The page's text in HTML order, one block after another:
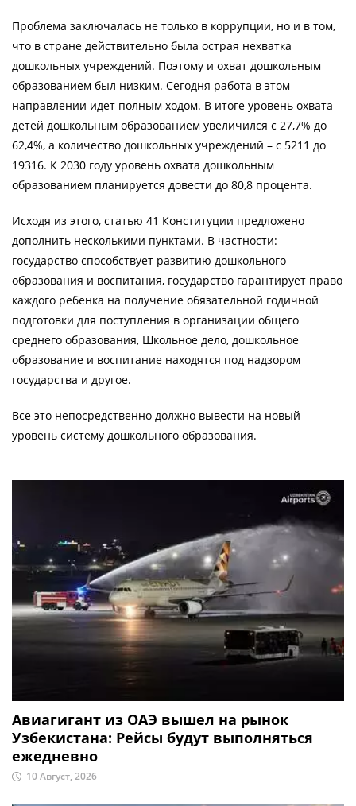
Проблема заключалась не только в коррупции, но и в том,
что в стране действительно была острая нехватка
дошкольных учреждений. Поэтому и охват дошкольным
образованием был низким. Сегодня работа в этом
направлении идет полным ходом. В итоге уровень охвата
детей дошкольным образованием увеличился с 27,7% до
62,4%, а количество дошкольных учреждений – с 5211 до
19316. К 2030 году уровень охвата дошкольным
образованием планируется довести до 80,8 процента.
Исходя из этого, статью 41 Конституции предложено
дополнить несколькими пунктами. В частности:
государство способствует развитию дошкольного
образования и воспитания, государство гарантирует право
каждого ребенка на получение обязательной годичной
подготовки для поступления в организации общего
среднего образования, Школьное дело, дошкольное
образование и воспитание находятся под надзором
государства и другое.
Все это непосредственно должно вывести на новый
уровень систему дошкольного образования.
Авиагигант из ОАЭ вышел на рынок
Узбекистана: Рейсы будут выполняться
ежедневно
10 Август, 2026